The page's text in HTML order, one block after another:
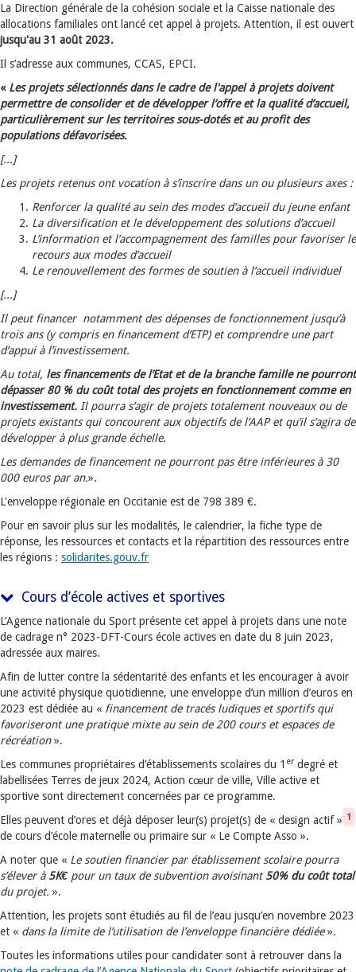
La Direction générale de la cohésion sociale et la Caisse nationale des
allocations familiales ont lancé cet appel à projets. Attention, il est ouvert
jusqu'au 31 août 2023.
Il s’adresse aux communes, CCAS, EPCI.
« Les projets sélectionnés dans le cadre de l'appel à projets doivent
permettre de consolider et de développer l’offre et la qualité d’accueil,
particulièrement sur les territoires sous-dotés et au profit des
populations défavorisées.
[...]
Les projets retenus ont vocation à s’inscrire dans un ou plusieurs axes :
Renforcer la qualité au sein des modes d’accueil du jeune enfant
La diversification et le développement des solutions d’accueil
L’information et l’accompagnement des familles pour favoriser le
recours aux modes d’accueil
Le renouvellement des formes de soutien à l’accueil individuel
[...]
Il peut financer notamment des dépenses de fonctionnement jusqu’à
trois ans (y compris en financement d’ETP) et comprendre une part
d’appui à l’investissement.
Au total, les financements de l’Etat et de la branche famille ne pourront
dépasser 80 % du coût total des projets en fonctionnement comme en
investissement. Il pourra s’agir de projets totalement nouveaux ou de
projets existants qui concourent aux objectifs de l’AAP et qu’il s’agira de
développer à plus grande échelle.
Les demandes de financement ne pourront pas être inférieures à 30
000 euros par an.».
L'enveloppe régionale en Occitanie est de 798 389 €.
Pour en savoir plus sur les modalités, le calendrier, la fiche type de
réponse, les ressources et contacts et la répartition des ressources entre
les régions : solidarites.gouv.fr
Cours d’école actives et sportives
L’Agence nationale du Sport présente cet appel à projets dans une note
de cadrage n° 2023-DFT-Cours école actives en date du 8 juin 2023,
adressée aux maires.
Afin de lutter contre la sédentarité des enfants et les encourager à avoir
une activité physique quotidienne, une enveloppe d’un million d’euros en
2023 est dédiée au « financement de tracés ludiques et sportifs qui
favoriseront une pratique mixte au sein de 200 cours et espaces de
récréation».
Les communes propriétaires d’établissements scolaires du 1 er degré et
labellisées Terres de jeux 2024, Action cœur de ville, Ville active et
sportive sont directement concernées par ce programme.
Elles peuvent d’ores et déjà déposer leur(s) projet(s) de « design actif » 1
de cours d’école maternelle ou primaire sur « Le Compte Asso ».
A noter que « Le soutien financier par établissement scolaire pourra
s’élever à 5K€ pour un taux de subvention avoisinant50% du coût total
du projet. ».
Attention, les projets sont étudiés au fil de l’eau jusqu’en novembre 2023
et « dans la limite de l’utilisation de l’enveloppe financière dédiée».
Toutes les informations utiles pour candidater sont à retrouver dans la